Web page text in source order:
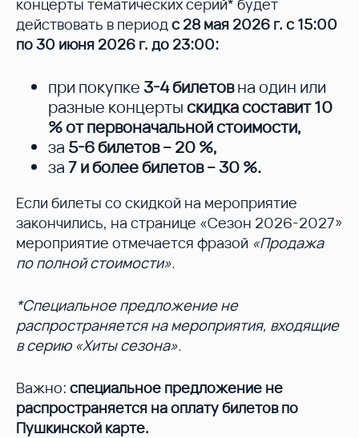
концерты тематических серий* будет
действовать в периодс 28 мая 2026 г. с 15:00
по 30 июня 2026 г. до 23:00:
при покупке 3-4 билетовна один или
разные концертыскидка составит 10
%от первоначальной стоимости,
за 5-6 билетов – 20 %,
за7 и более билетов – 30 %.
Если билеты со скидкой на мероприятие
закончились, на странице «Сезон 2026-2027»
мероприятие отмечается фразой «Продажа
по полной стоимости».
*Специальное предложение не
распространяется на мероприятия, входящие
в серию «Хиты сезона».
Важно: специальное предложение не
распространяется на оплату билетов по
Пушкинской карте.